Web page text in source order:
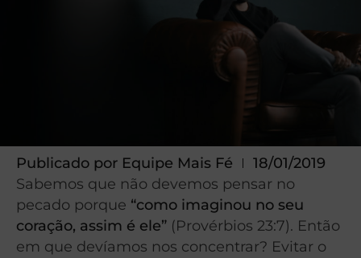
Publicado por Equipe Mais Fé
18/01/2019
Sabemos que não devemos pensar no
pecado porque “como imaginou no seu
coração, assim é ele” (Provérbios 23:7). Então
em que devíamos nos concentrar? Evitar o